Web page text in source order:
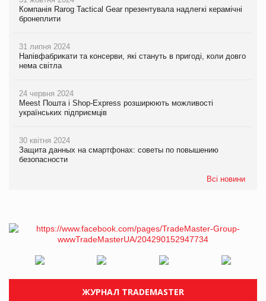
Компанія Rarog Tactical Gear презентувала надлегкі керамічні
бронеплити
31 липня 2024
Напівфабрикати та консерви, які стануть в пригоді, коли довго
нема світла
24 червня 2024
Meest Пошта і Shop-Express розширюють можливості
українських підприємців
30 квітня 2024
Защита данных на смартфонах: советы по повышению
безопасности
Всі новини
ЖУРНАЛ TRADEMASTER